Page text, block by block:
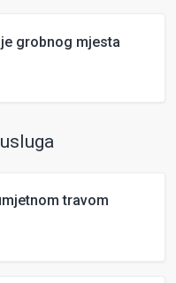
grobnog mjesta
travom